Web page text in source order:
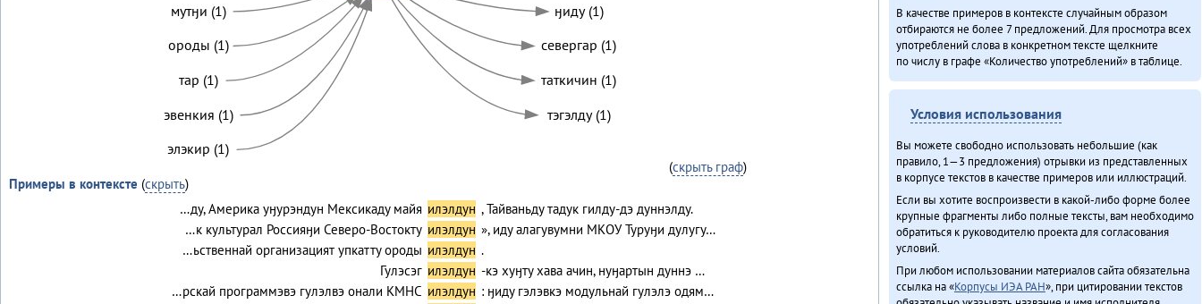
ӈиду (1)
севергар (1)
таткичин (1)
тэгэлду (1)
мутӈи (1)
ороды (1)
тар (1)
эвенкия (1)
элэкир (1)
(скрыть граф)
Примеры в контексте (скрыть)
…ду, Америка уӈурэндун Мексикаду майя илэлдун , Тайваньду тадук гилду-дэ дуннэлду.
…к культурал Россияӈи Северо-Востокту илэлдун », иду алагувумни МКОУ Туруӈи дулугу…
…ьственнай организацият упкатту ороды илэлдун .
Гулэсэг илэлдун -кэ хуӈту хава ачин, нуӈартын дуннэ …
…рскай программэвэ гулэлвэ онали КМНС илэлдун : ӈиду гэлэвкэ модульнай гулэлэ одям…
В качестве примеров в контексте случайным образом
отбираются не более 7 предложений. Для просмотра всех
употреблений слова в конкретном тексте щелкните
по числу в графе «Количество употреблений» в таблице.
Условия использования
Вы можете свободно использовать небольшие (как
правило, 1—3 предложения) отрывки из представленных
в корпусе текстов в качестве примеров или иллюстраций.
Если вы хотите воспроизвести в какой-либо форме более
крупные фрагменты либо полные тексты, вам необходимо
обратиться к руководителю проекта для согласования
условий.
При любом использовании материалов сайта обязательна
ссылка на «Корпусы ИЭА РАН», при цитировании текстов